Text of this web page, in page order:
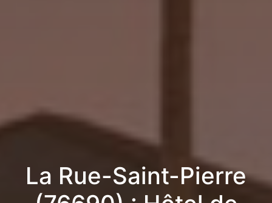
La Rue-Saint-Pierre